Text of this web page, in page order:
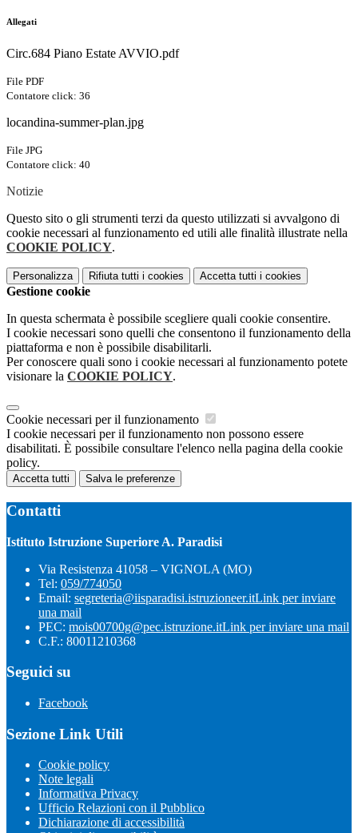
Allegati
Circ.684 Piano Estate AVVIO.pdf
File PDF
Contatore click: 36
locandina-summer-plan.jpg
File JPG
Contatore click: 40
Notizie
Questo sito o gli strumenti terzi da questo utilizzati si avvalgono di
cookie necessari al funzionamento ed utili alle finalità illustrate nella
COOKIE POLICY.
Personalizza Rifiuta tutti i cookies Accetta tutti i cookies
Gestione cookie
In questa schermata è possibile scegliere quali cookie consentire.
I cookie necessari sono quelli che consentono il funzionamento della
piattaforma e non è possibile disabilitarli.
Per conoscere quali sono i cookie necessari al funzionamento potete
visionare la COOKIE POLICY.
Cookie necessari per il funzionamento
I cookie necessari per il funzionamento non possono essere
disabilitati. È possibile consultare l'elenco nella pagina della cookie
policy.
Accetta tutti Salva le preferenze
Contatti
Istituto Istruzione Superiore A. Paradisi
Via Resistenza 41058 – VIGNOLA (MO)
Tel: 059/774050
Email: segreteria@iisparadisi.istruzioneer.itLink per inviare
una mail
PEC: mois00700g@pec.istruzione.itLink per inviare una mail
C.F.: 80011210368
Seguici su
Facebook
Sezione Link Utili
Cookie policy
Note legali
Informativa Privacy
Ufficio Relazioni con il Pubblico
Dichiarazione di accessibilità